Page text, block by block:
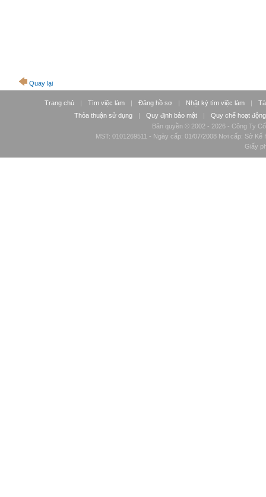
Quay lại
Trang chủ | Tìm việc làm | Đăng hồ sơ | Nhật ký tìm việc làm |
Thỏa thuận sử dụng
| Quy định bảo mật |
Quy chế hoạt động
Bản quyền © 2002 - 2026 - Công Ty
MST: 0101269511 - Ngày cấp: 01/07/2008 Nơi cấp: Sở
Giấy